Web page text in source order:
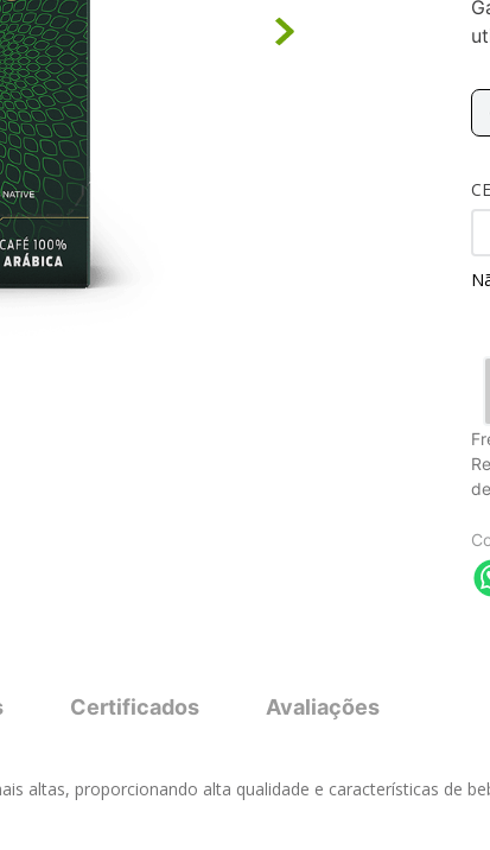
Certificados Avaliações
altas, proporcionando alta qualidade e características de